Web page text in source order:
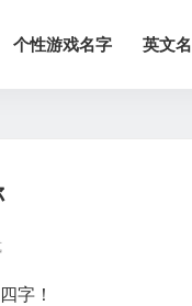
个性游戏名字 英文名
字！